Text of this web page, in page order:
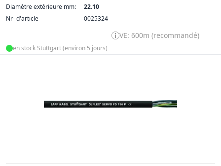
Diamètre extérieure mm:
22.10
Nr- d'article
0025324
VE: 600m (recommandé)
en stock Stuttgart (environ 5 jours)